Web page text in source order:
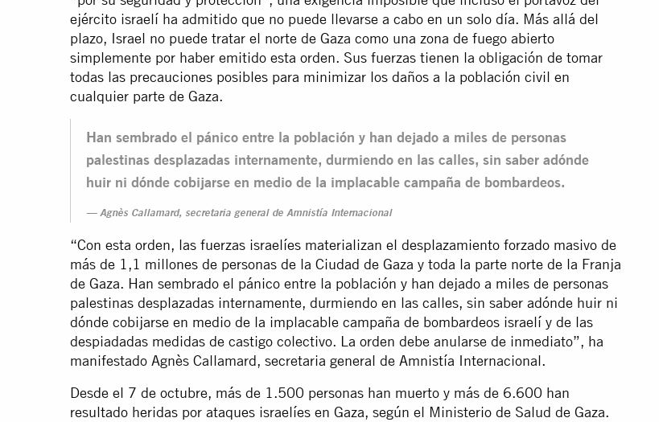
ejército israelí ha admitido que no puede llevarse a cabo en un solo día. Más allá del
plazo, Israel no puede tratar el norte de Gaza como una zona de fuego abierto
simplemente por haber emitido esta orden. Sus fuerzas tienen la obligación de tomar
todas las precauciones posibles para minimizar los daños a la población civil en
cualquier parte de Gaza.
Han sembrado el pánico entre la población y han dejado a miles de personas
palestinas desplazadas internamente, durmiendo en las calles, sin saber adónde
huir ni dónde cobijarse en medio de la implacable campaña de bombardeos.
Agnès Callamard, secretaria general de Amnistía Internacional
“Con esta orden, las fuerzas israelíes materializan el desplazamiento forzado masivo de
más de 1,1 millones de personas de la Ciudad de Gaza y toda la parte norte de la Franja
de Gaza. Han sembrado el pánico entre la población y han dejado a miles de personas
palestinas desplazadas internamente, durmiendo en las calles, sin saber adónde huir ni
dónde cobijarse en medio de la implacable campaña de bombardeos israelí y de las
despiadadas medidas de castigo colectivo. La orden debe anularse de inmediato”, ha
manifestado Agnès Callamard, secretaria general de Amnistía Internacional.
Desde el 7 de octubre, más de 1.500 personas han muerto y más de 6.600 han
resultado heridas por ataques israelíes en Gaza, según el Ministerio de Salud de Gaza.